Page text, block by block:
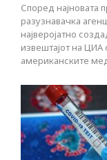
Според најновата
разузнавачка
најверојатно
извештајот на ЦИА
американските